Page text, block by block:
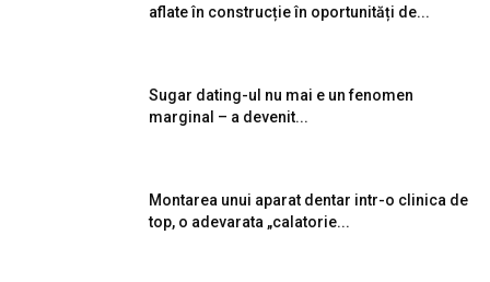
aflate în construcție în oportunități de...
Sugar dating-ul nu mai e un fenomen
marginal – a devenit...
Montarea unui aparat dentar intr-o clinica de
top, o adevarata „calatorie...